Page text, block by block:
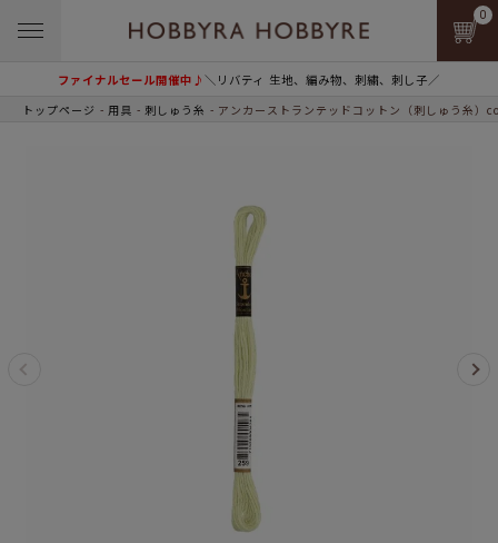
ファイナルセール開催中♪＼リバティ 生地、編み物、刺繍、刺し子／
0
トップページ 用具 刺しゅう糸 アンカーストランテッドコットン（刺しゅう糸）